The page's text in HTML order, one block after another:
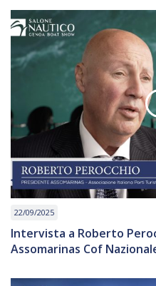
22/09/2025
Intervista a Roberto
Assomarinas Cof